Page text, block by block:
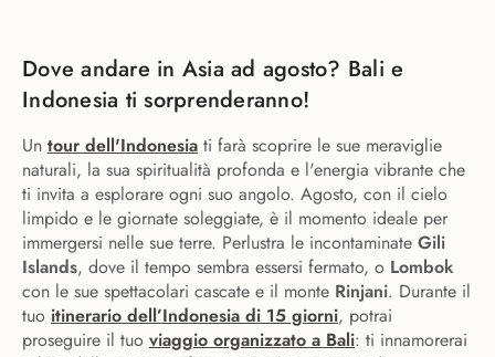
Dove andare in Asia ad agosto? Bali e
Indonesia ti sorprenderanno!
Un tour dell'Indonesia ti farà scoprire le sue meraviglie
naturali, la sua spiritualità profonda e l'energia vibrante che
ti invita a esplorare ogni suo angolo. Agosto, con il cielo
limpido e le giornate soleggiate, è il momento ideale per
immergersi nelle sue terre. Perlustra le incontaminate Gili
Islands, dove il tempo sembra essersi fermato, o Lombok
con le sue spettacolari cascate e il monte Rinjani. Durante il
tuo itinerario dell’Indonesia di 15 giorni, potrai
proseguire il tuo viaggio organizzato a Bali: ti innamorerai